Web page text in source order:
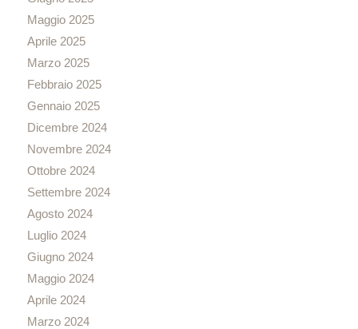
Maggio 2025
Aprile 2025
Marzo 2025
Febbraio 2025
Gennaio 2025
Dicembre 2024
Novembre 2024
Ottobre 2024
Settembre 2024
Agosto 2024
Luglio 2024
Giugno 2024
Maggio 2024
Aprile 2024
Marzo 2024